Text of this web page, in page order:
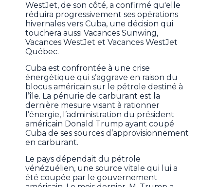
WestJet, de son côté, a confirmé qu'elle
réduira progressivement ses opérations
hivernales vers Cuba, une décision qui
touchera aussi Vacances Sunwing,
Vacances WestJet et Vacances WestJet
Québec.
Cuba est confrontée à une crise
énergétique qui s’aggrave en raison du
blocus américain sur le pétrole destiné à
l’île. La pénurie de carburant est la
dernière mesure visant à rationner
l’énergie, l’administration du président
américain Donald Trump ayant coupé
Cuba de ses sources d’approvisionnement
en carburant.
Le pays dépendait du pétrole
vénézuélien, une source vitale qui lui a
été coupée par le gouvernement